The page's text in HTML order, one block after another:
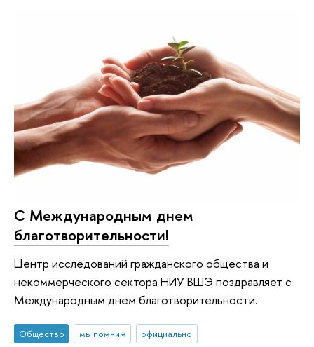
С Международным днем
благотворительности!
Центр исследований гражданского общества и
некоммерческого сектора НИУ ВШЭ поздравляет с
Международным днем благотворительности.
Общество мы помним официально